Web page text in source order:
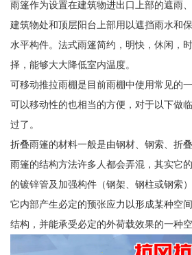
雨篷作为设置在建筑物进出口上部的遮雨
建筑物处和顶层阳台上部用以遮挡雨水和
水平构件。法式雨篷简约，明快，休闲，
择，能够大大降低室内温度。
可移动推拉雨棚是目前雨棚中使用常见的
可以移动性的也相当的方便，对于以下做
过了。
折叠雨篷的材料一般是由钢材、钢索、折
雨篷的结构方法许多人都会弄混，其实它
的镀锌管及加强构件（钢架、钢柱或钢索
它内部产生必定的预张应力以形成某种空
结构，并能承受必定的外荷载效果的一种空